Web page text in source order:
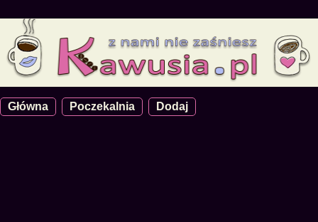
Główna Poczekalnia Dodaj